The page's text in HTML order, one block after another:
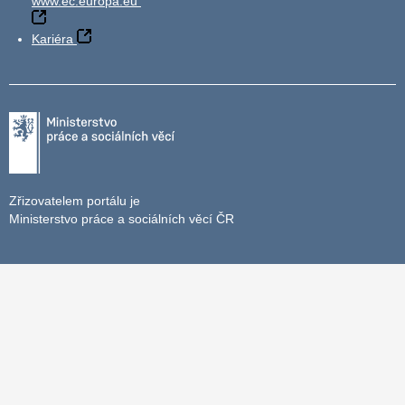
Kariéra
Zřizovatelem portálu je
Ministerstvo práce a sociálních věcí ČR